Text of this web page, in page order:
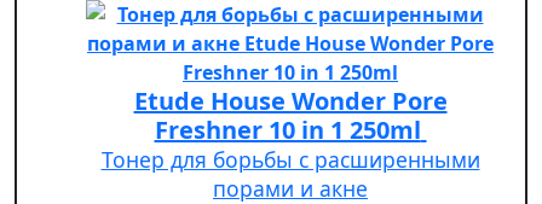
Etude House Wonder Pore
Freshner 10 in 1 250ml
Тонер для борьбы с расширенными
порами и акне